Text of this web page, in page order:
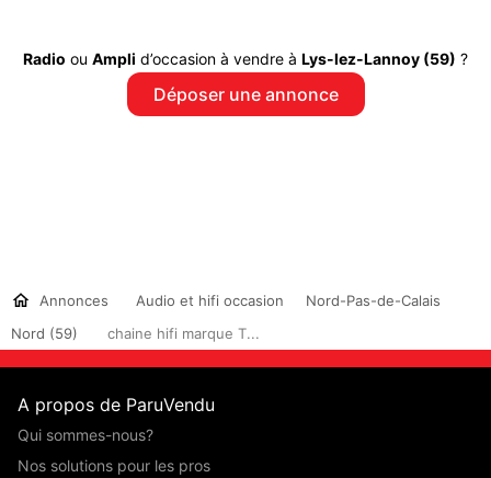
Radio ou Ampli d’occasion à vendre à Lys-lez-Lannoy (59) ?
Déposer une annonce
Annonces Audio et hifi occasion
Nord-Pas-de-Calais
Nord (59)
chaine hifi marque T...
A propos de ParuVendu
Qui sommes-nous?
Nos solutions pour les pros